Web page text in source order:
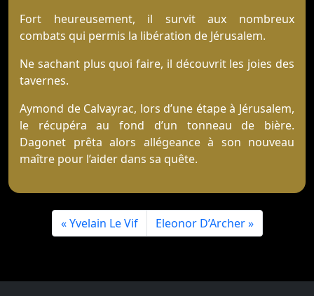
Fort heureusement, il survit aux nombreux
combats qui permis la libération de Jérusalem.
Ne sachant plus quoi faire, il découvrit les joies des
tavernes.
Aymond de Calvayrac, lors d’une étape à Jérusalem,
le récupéra au fond d’un tonneau de bière.
Dagonet prêta alors allégeance à son nouveau
maître pour l’aider dans sa quête.
Yvelain Le Vif Eleonor D’Archer